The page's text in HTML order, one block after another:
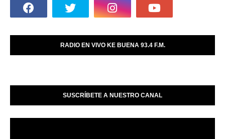
RADIO EN VIVO KE BUENA 93.4 F.M.
SUSCRÍBETE A NUESTRO CANAL